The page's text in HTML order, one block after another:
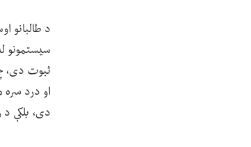
د طالبانو
سیستمونو
ثبوت دی،
او درد
دی، بلکې